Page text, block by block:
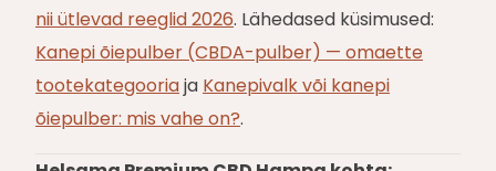
nii ütlevad reeglid 2026. Lähedased küsimused:
Kanepi õiepulber (CBDA-pulber) — omaette
tootekategooriaja Kanepivalk või kanepi
õiepulber: mis vahe on?.